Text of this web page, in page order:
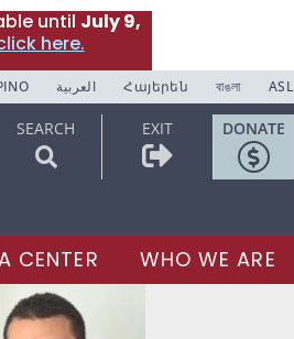
until July 9,
here.
العربية Հայերեն বাঙলা ASL
SEARCH EXIT DONATE
CENTER WHO WE ARE